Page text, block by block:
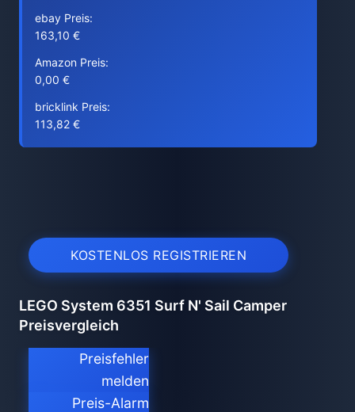
ebay Preis:
163,10 €
Amazon Preis:
0,00 €
bricklink Preis:
113,82 €
KOSTENLOS REGISTRIEREN
LEGO System 6351 Surf N' Sail Camper
Preisvergleich
Preisfehler
melden
Preis-Alarm